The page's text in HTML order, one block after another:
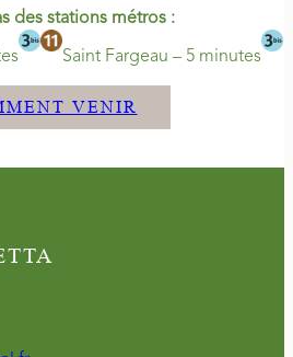
des stations métros :
Saint Fargeau – 5 minutes
VENIR